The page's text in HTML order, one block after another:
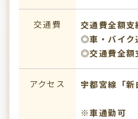
交通費
交通費全額支
◎車・バイク
◎交通費全額
アクセス 宇都宮線「
※車通勤可